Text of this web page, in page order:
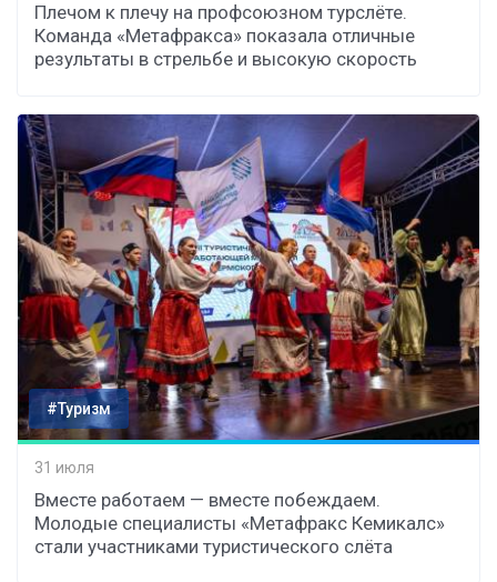
Плечом к плечу на профсоюзном турслёте.
Команда «Метафракса» показала отличные
результаты в стрельбе и высокую скорость
#Туризм
31 июля
Вместе работаем — вместе побеждаем.
Молодые специалисты «Метафракс Кемикалс»
стали участниками туристического слёта